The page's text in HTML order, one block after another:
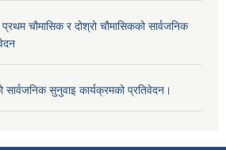
चौमासिक र दोश्रो चौमासिकको सार्वजनिक
सुनुवाइ कार्यक्रमको प्रतिवेदन।